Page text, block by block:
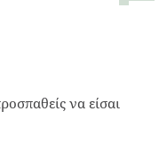
να είσαι